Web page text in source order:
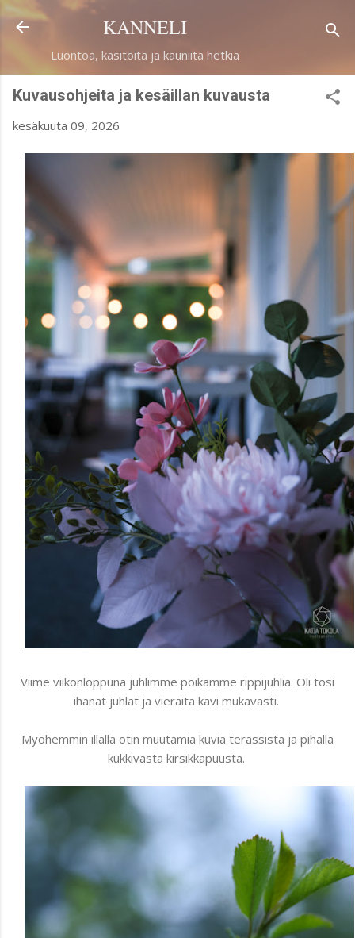
Siirry pääsisältöön
KANNELI
Luontoa, käsitöitä ja kauniita hetkiä
Kuvausohjeita ja kesäillan kuvausta
kesäkuuta 09, 2026
Viime viikonloppuna juhlimme poikamme rippijuhlia. Oli tosi
ihanat juhlat ja vieraita kävi mukavasti.
Myöhemmin illalla otin muutamia kuvia terassista ja pihalla
kukkivasta kirsikkapuusta.